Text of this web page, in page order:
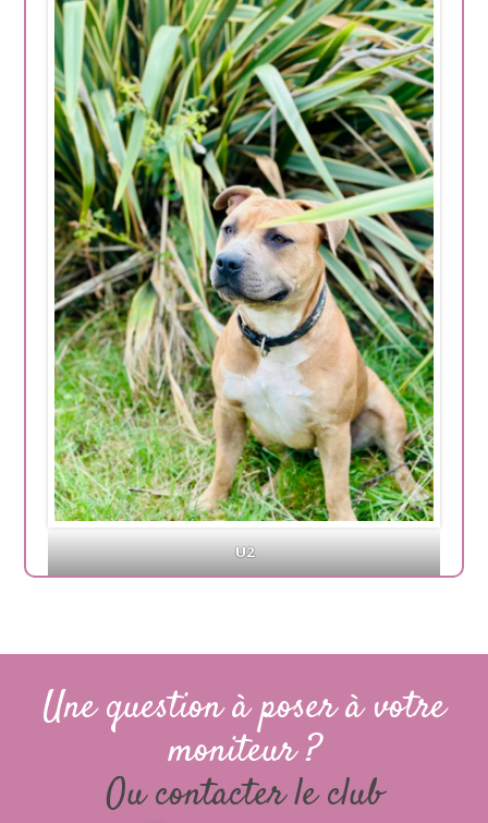
U2
Une question à poser à votre
moniteur ?
Ou contacter le club